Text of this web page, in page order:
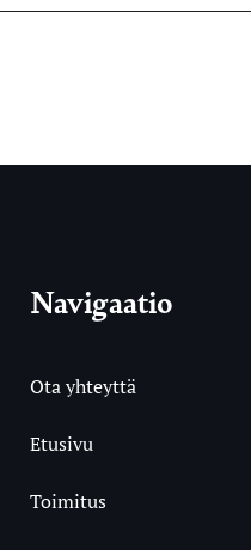
Navigaatio
Ota yhteyttä
Etusivu
Toimitus